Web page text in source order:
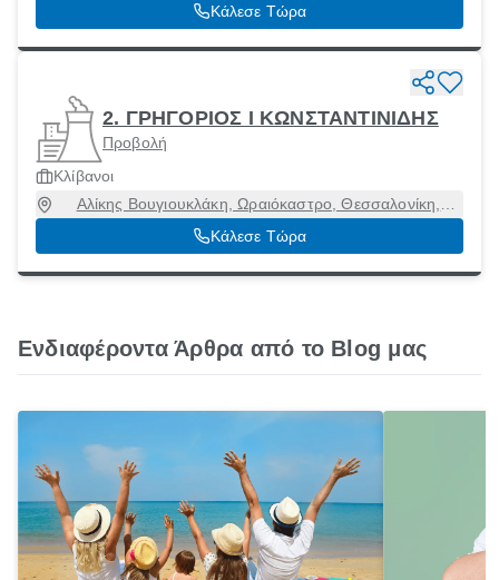
Κάλεσε Τώρα
2. ΓΡΗΓΟΡΙΟΣ Ι ΚΩΝΣΤΑΝΤΙΝΙΔΗΣ
Προβολή
Κλίβανοι
Αλίκης Βουγιουκλάκη, Ωραιόκαστρο, Θεσσαλονίκη,
57013
Κάλεσε Τώρα
Ενδιαφέροντα Άρθρα από το Blog μας